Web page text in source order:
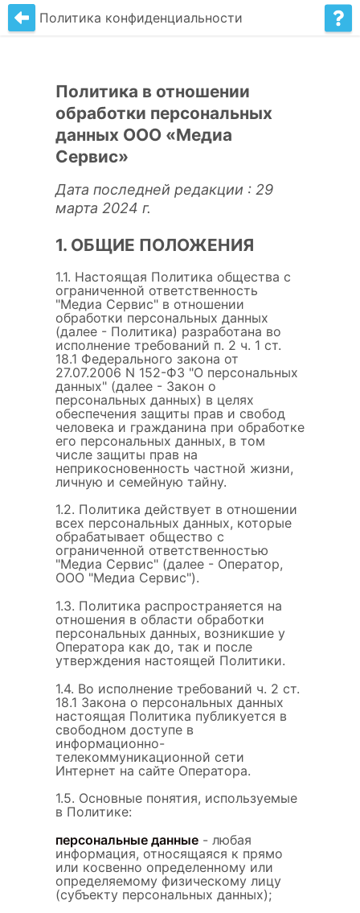
Политика конфиденциальности
Политика в отношении
обработки персональных
данных ООО «Медиа
Сервис»
Дата последней редакции : 29
марта 2024 г.
1. ОБЩИЕ ПОЛОЖЕНИЯ
1.1. Настоящая Политика общества с
ограниченной ответственность
"Медиа Сервис" в отношении
обработки персональных данных
(далее - Политика) разработана во
исполнение требований п. 2 ч. 1 ст.
18.1 Федерального закона от
27.07.2006 N 152-ФЗ "О персональных
данных" (далее - Закон о
персональных данных) в целях
обеспечения защиты прав и свобод
человека и гражданина при обработке
его персональных данных, в том
числе защиты прав на
неприкосновенность частной жизни,
личную и семейную тайну.
1.2. Политика действует в отношении
всех персональных данных, которые
обрабатывает общество с
ограниченной ответственностью
"Медиа Сервис" (далее - Оператор,
ООО "Медиа Сервис").
1.3. Политика распространяется на
отношения в области обработки
персональных данных, возникшие у
Оператора как до, так и после
утверждения настоящей Политики.
1.4. Во исполнение требований ч. 2 ст.
18.1 Закона о персональных данных
настоящая Политика публикуется в
свободном доступе в
информационно-
телекоммуникационной сети
Интернет на сайте Оператора.
1.5. Основные понятия, используемые
в Политике:
персональные данные - любая
информация, относящаяся к прямо
или косвенно определенному или
определяемому физическому лицу
(субъекту персональных данных);